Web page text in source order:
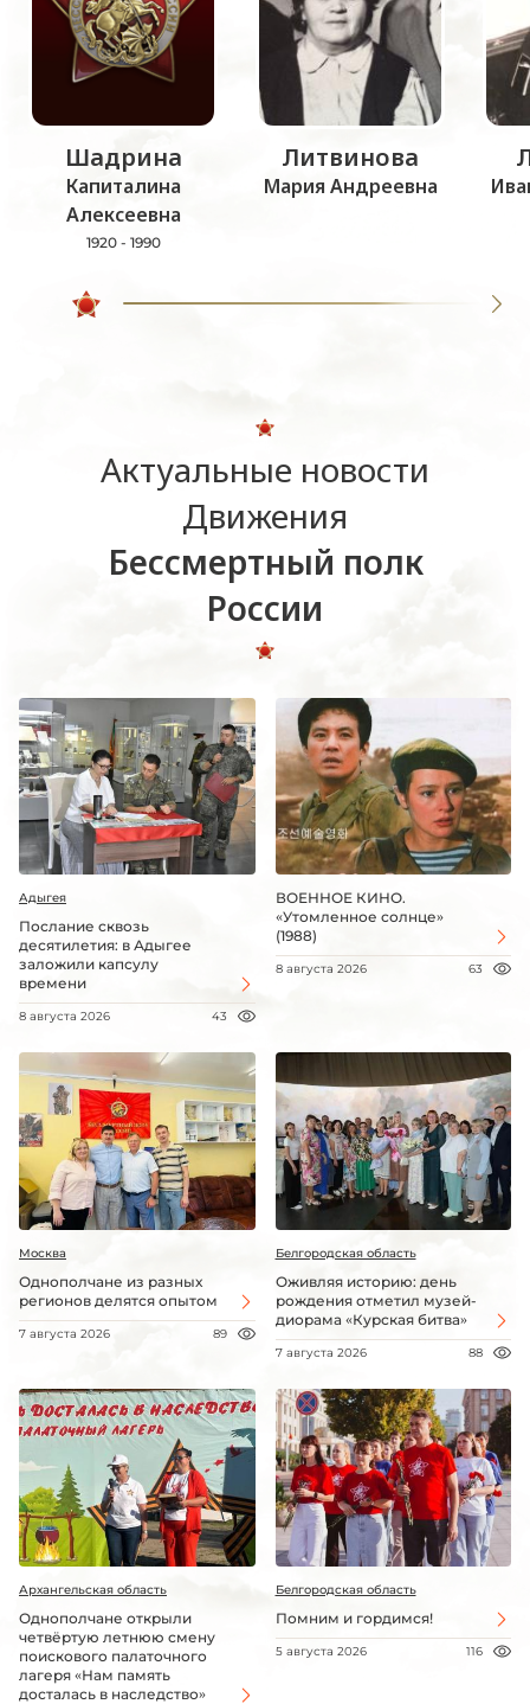
Шадрина
Капиталина
Алексеевна
1920 - 1990
Литвинова
Мария Андреевна
Актуальные новости
Движения
Бессмертный полк
России
Адыгея
Послание сквозь
десятилетия: в Адыгее
заложили капсулу
времени
8 августа 2026 43
ВОЕННОЕ КИНО.
«Утомленное солнце»
(1988)
8 августа 2026 63
Москва
Однополчане из разных
регионов делятся опытом
7 августа 2026 89
Белгородская область
Оживляя историю: день
рождения отметил музей-
диорама «Курская битва»
7 августа 2026 88
Архангельская область
Однополчане открыли
четвёртую летнюю смену
поискового палаточного
лагеря «Нам память
досталась в наследство»
Белгородская область
Помним и гордимся!
5 августа 2026 116